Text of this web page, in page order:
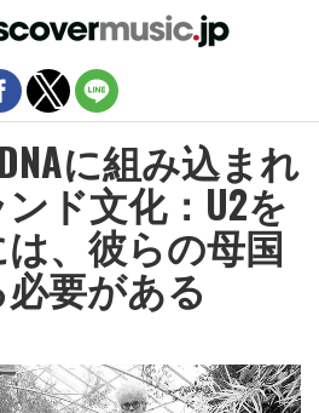
に組み込まれ
ド文化：U2を
、彼らの母国
要がある
バージョンを終了